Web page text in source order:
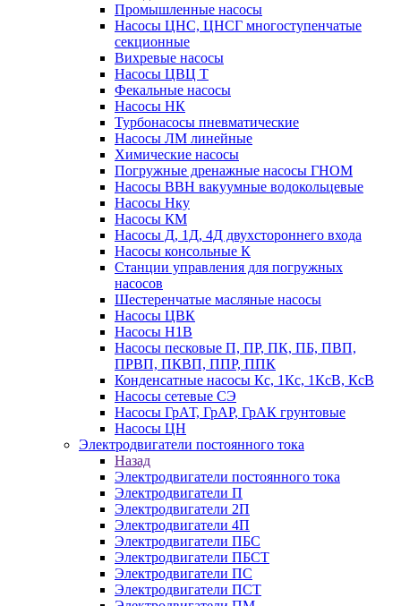
Промышленные насосы
Насосы ЦНС, ЦНСГ многоступенчатые
секционные
Вихревые насосы
Насосы ЦВЦ Т
Фекальные насосы
Насосы НК
Турбонасосы пневматические
Насосы ЛМ линейные
Химические насосы
Погружные дренажные насосы ГНОМ
Насосы ВВН вакуумные водокольцевые
Насосы Нку
Насосы КМ
Насосы Д, 1Д, 4Д двухстороннего входа
Насосы консольные К
Станции управления для погружных
насосов
Шестеренчатые масляные насосы
Насосы ЦВК
Насосы Н1В
Насосы песковые П, ПР, ПК, ПБ, ПВП,
ПРВП, ПКВП, ППР, ППК
Конденсатные насосы Кс, 1Кс, 1КсВ, КсВ
Насосы сетевые СЭ
Насосы ГрАТ, ГрАР, ГрАК грунтовые
Насосы ЦН
Электродвигатели постоянного тока
Назад
Электродвигатели постоянного тока
Электродвигатели П
Электродвигатели 2П
Электродвигатели 4П
Электродвигатели ПБС
Электродвигатели ПБСТ
Электродвигатели ПС
Электродвигатели ПСТ